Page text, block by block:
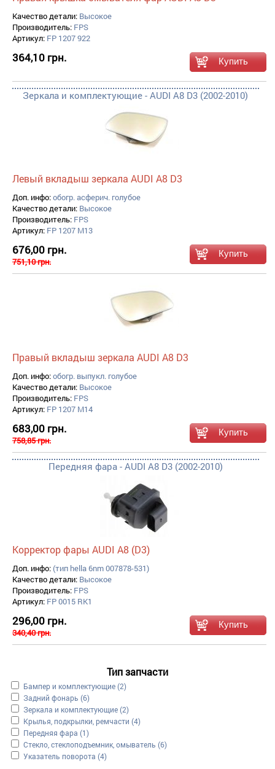
Тип запчасти
Apply Бампер и комплектующие filter
Бампер и комплектующие (2)
Apply Задний фонарь filter
Задний фонарь (6)
Apply Зеркала и комплектующие filter
Зеркала и комплектующие (2)
Apply Крылья, подкрылки, ремчасти filter
Крылья, подкрылки, ремчасти (4)
Apply Передняя фара filter
Передняя фара (1)
Apply Стекло, стеклоподъемник, омыватель filter
Стекло, стеклоподъемник, омыватель (6)
Apply Указатель поворота filter
Указатель поворота (4)
Качество детали: Высокое
Производитель: FPS
Артикул: FP 1207 922
364,10 грн.
Зеркала и комплектующие - AUDI A8 D3 (2002-2010)
Левый вкладыш зеркала AUDI A8 D3
Доп. инфо:обогр. асферич. голубое
Качество детали: Высокое
Производитель: FPS
Артикул: FP 1207 M13
676,00 грн.
751,10 грн.
Правый вкладыш зеркала AUDI A8 D3
Доп. инфо:обогр. выпукл. голубое
Качество детали: Высокое
Производитель: FPS
Артикул: FP 1207 M14
683,00 грн.
758,85 грн.
Передняя фара - AUDI A8 D3 (2002-2010)
Корректор фары AUDI A8 (D3)
Доп. инфо: (тип hella 6nm 007878-531)
Качество детали: Высокое
Производитель: FPS
Артикул: FP 0015 RK1
296,00 грн.
340,40 грн.